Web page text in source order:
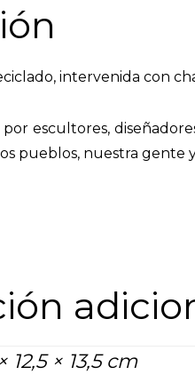
intervenida con
escultores,
pueblos, nuestra gente
12,5 × 13,5 cm